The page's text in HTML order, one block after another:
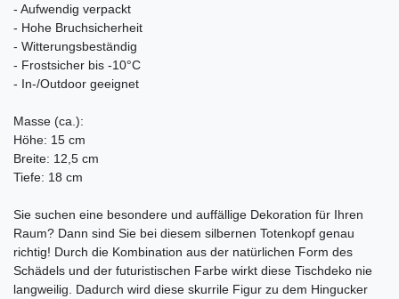
- Aufwendig verpackt
- Hohe Bruchsicherheit
- Witterungsbeständig
- Frostsicher bis -10°C
- In-/Outdoor geeignet
Masse (ca.):
Höhe: 15 cm
Breite: 12,5 cm
Tiefe: 18 cm
Sie suchen eine besondere und auffällige Dekoration für Ihren
Raum? Dann sind Sie bei diesem silbernen Totenkopf genau
richtig! Durch die Kombination aus der natürlichen Form des
Schädels und der futuristischen Farbe wirkt diese Tischdeko nie
langweilig. Dadurch wird diese skurrile Figur zu dem Hingucker